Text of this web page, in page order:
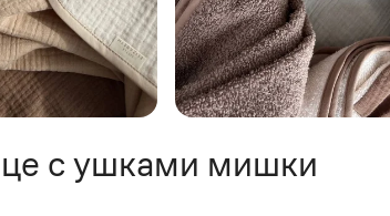
с ушками мишки